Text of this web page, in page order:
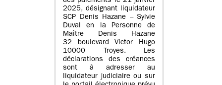
2025, désignant liquidateur
SCP Denis Hazane – Sylvie
Duval en la Personne de
Maître Denis Hazane
32 boulevard Victor Hugo
10000 Troyes. Les
déclarations des créances
sont à adresser au
liquidateur judiciaire ou sur